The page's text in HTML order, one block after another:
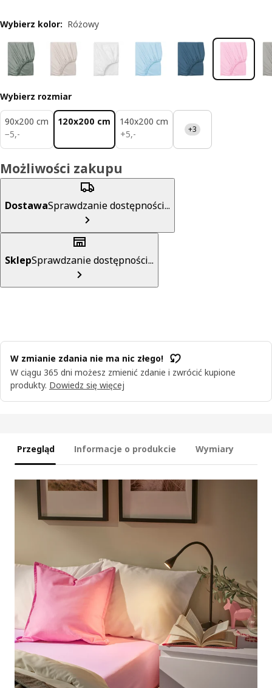
Wybierz kolor: Różowy
Wybierz rozmiar
90x200 cm
−5,-
5,-
120x200 cm
140x200 cm
+5,-
5,- +3
Możliwości zakupu
DostawaSprawdzanie dostępności...
SklepSprawdzanie dostępności...
W zmianie zdania nie ma nic złego!
W ciągu 365 dni możesz zmienić zdanie i zwrócić kupione
produkty. Dowiedz się więcej
Przegląd Informacje o produkcie Wymiary